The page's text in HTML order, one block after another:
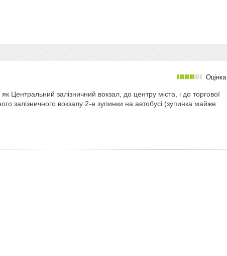
Оцінка
залізничний вокзал, до центру міста, і до торгової
залізничного вокзалу 2-е зупинки на автобусі (зупинка майже